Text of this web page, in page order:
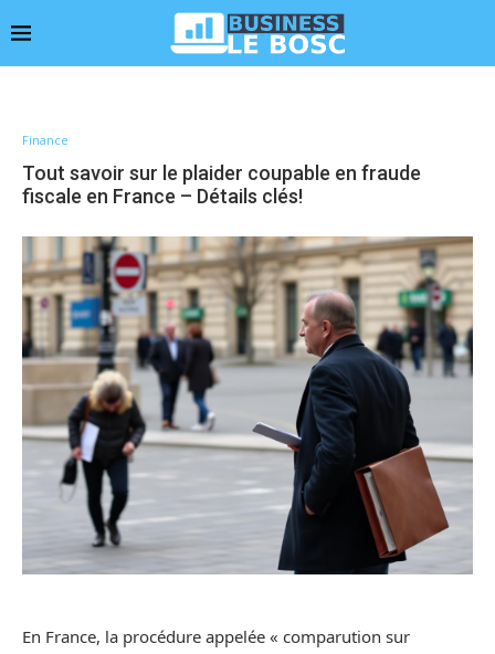
Finance
Tout savoir sur le plaider coupable en fraude
fiscale en France – Détails clés!
En France, la procédure appelée « comparution sur